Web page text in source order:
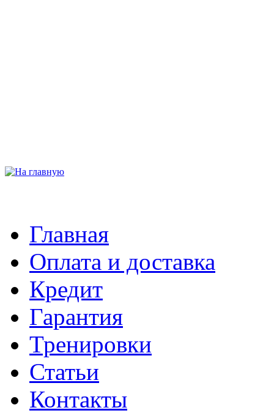
Главная
Оплата и доставка
Кредит
Гарантия
Тренировки
Статьи
Контакты